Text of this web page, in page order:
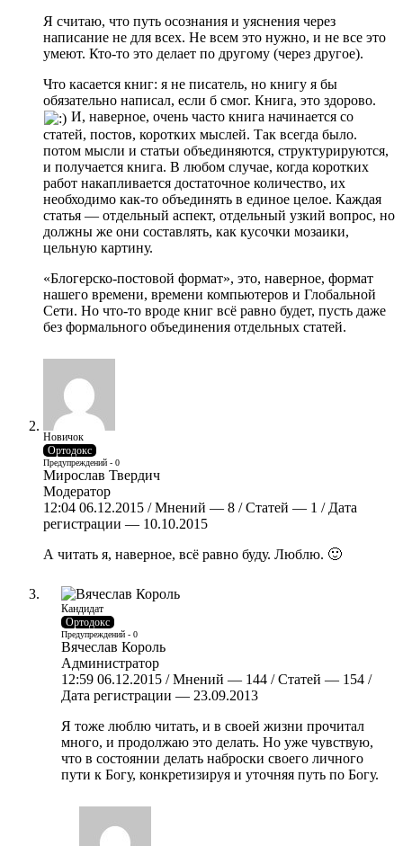
Я считаю, что путь осознания и уяснения через
написание не для всех. Не всем это нужно, и не все это
умеют. Кто-то это делает по другому (через другое).
Что касается книг: я не писатель, но книгу я бы
обязательно написал, если б смог. Книга, это здорово.
И, наверное, очень часто книга начинается со
статей, постов, коротких мыслей. Так всегда было.
потом мысли и статьи объединяются, структурируются,
и получается книга. В любом случае, когда коротких
работ накапливается достаточное количество, их
необходимо как-то объединять в единое целое. Каждая
статья — отдельный аспект, отдельный узкий вопрос, но
должны же они составлять, как кусочки мозаики,
цельную картину.
«Блогерско-постовой формат», это, наверное, формат
нашего времени, времени компьютеров и Глобальной
Сети. Но что-то вроде книг всё равно будет, пусть даже
без формального объединения отдельных статей.
Новичок
Ортодокс
Предупреждений - 0
Мирослав Твердич
Модератор
12:04 06.12.2015 / Мнений — 8 / Статей — 1 / Дата
регистрации — 10.10.2015
А читать я, наверное, всё равно буду. Люблю. 🙂
Кандидат
Ортодокс
Предупреждений - 0
Вячеслав Король
Администратор
12:59 06.12.2015 / Мнений — 144 / Статей — 154 /
Дата регистрации — 23.09.2013
Я тоже люблю читать, и в своей жизни прочитал
много, и продолжаю это делать. Но уже чувствую,
что в состоянии делать наброски своего личного
пути к Богу, конкретизируя и уточняя путь по Богу.